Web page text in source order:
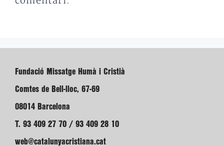
Fundació Missatge Humà i Cristià
Comtes de Bell-lloc, 67-69
08014 Barcelona
T. 93 409 27 70 / 93 409 28 10
web@catalunyacristiana.cat